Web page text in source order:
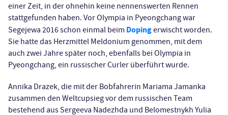
einer Zeit, in der ohnehin keine nennenswerten Rennen
stattgefunden haben. Vor Olympia in Pyeongchang war
Segejewa 2016 schon einmal beim Dopingerwischt worden.
Sie hatte das Herzmittel Meldonium genommen, mit dem
auch zwei Jahre später noch, ebenfalls bei Olympia in
Pyeongchang, ein russischer Curler überführt wurde.
Annika Drazek, die mit der Bobfahrerin Mariama Jamanka
zusammen den Weltcupsieg vor dem russischen Team
bestehend aus Sergeeva Nadezhda und Belomestnykh Yulia